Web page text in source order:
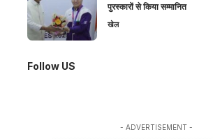
पुरस्कारों से किया सम्मानित
खेल
Follow US
- ADVERTISEMENT -